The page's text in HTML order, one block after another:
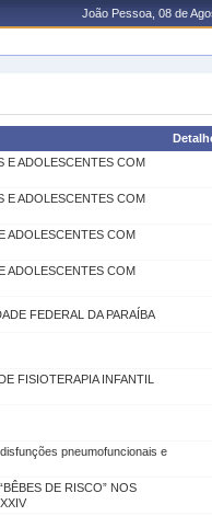
João Pessoa, 08 de
E ADOLESCENTES COM
E ADOLESCENTES COM
ADOLESCENTES COM
ADOLESCENTES COM
FEDERAL DA PARAÍBA
FISIOTERAPIA INFANTIL
pneumofuncionais e
DE RISCO” NOS